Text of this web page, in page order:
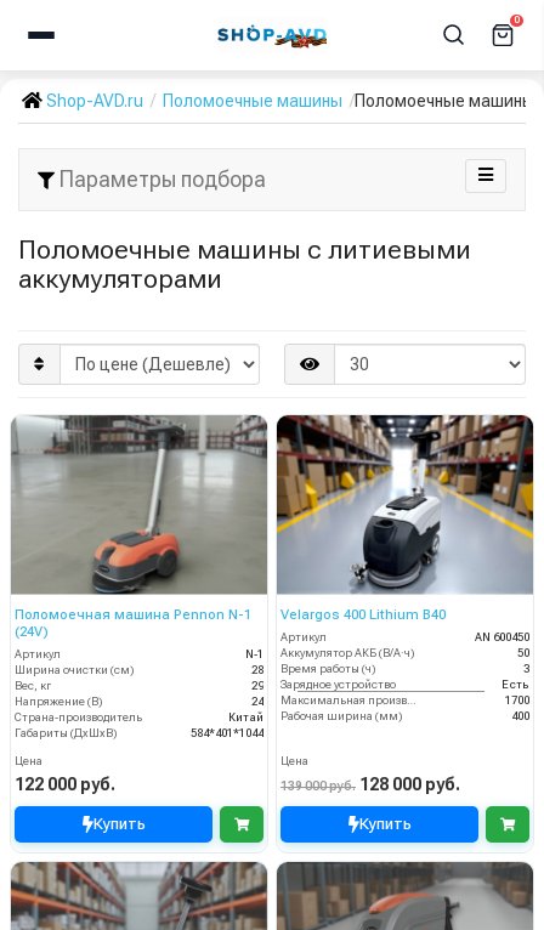
0
Shop-AVD.ru Поломоечные машины Поломоечные машины
Параметры подбора
Поломоечные машины с литиевыми
аккумуляторами
Поломоечная машина Pennon N-1
(24V)
Артикул
N-1
Ширина очистки (см)
28
Вес, кг
29
Напряжение (В)
24
Страна-производитель
Китай
Габариты (ДхШхВ)
584*401*1044
Цена
122 000 руб.
Купить
Velargos 400 Lithium B40
Артикул
AN 600450
Аккумулятор АКБ (В/А·ч)
50
Время работы (ч)
3
Зарядное устройство
Есть
1700
Рабочая ширина (мм)
400
Цена
139 000 руб. 128 000 руб.
Купить